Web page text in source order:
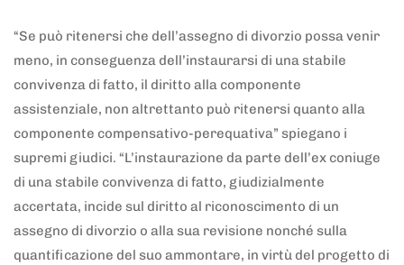
“Se può ritenersi che dell’assegno di divorzio possa venir
meno, in conseguenza dell’instaurarsi di una stabile
convivenza di fatto, il diritto alla componente
assistenziale, non altrettanto può ritenersi quanto alla
componente compensativo-perequativa” spiegano i
supremi giudici. “L’instaurazione da parte dell’ex coniuge
di una stabile convivenza di fatto, giudizialmente
accertata, incide sul diritto al riconoscimento di un
assegno di divorzio o alla sua revisione nonché sulla
quantificazione del suo ammontare, in virtù del progetto di